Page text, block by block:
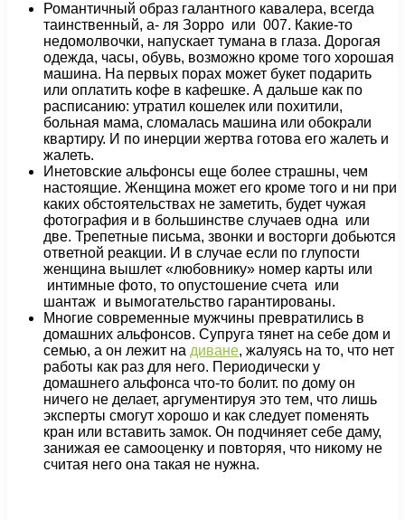
Романтичный образ галантного кавалера, всегда
таинственный, а- ля Зорро или 007. Какие-то
недомолвочки, напускает тумана в глаза. Дорогая
одежда, часы, обувь, возможно кроме того хорошая
машина. На первых порах может букет подарить
или оплатить кофе в кафешке. А дальше как по
расписанию: утратил кошелек или похитили,
больная мама, сломалась машина или обокрали
квартиру. И по инерции жертва готова его жалеть и
жалеть.
Инетовские альфонсы еще более страшны, чем
настоящие. Женщина может его кроме того и ни при
каких обстоятельствах не заметить, будет чужая
фотография и в большинстве случаев одна или
две. Трепетные письма, звонки и восторги добьются
ответной реакции. И в случае если по глупости
женщина вышлет «любовнику» номер карты или
интимные фото, то опустошение счета или
шантаж и вымогательство гарантированы.
Многие современные мужчины превратились в
домашних альфонсов. Супруга тянет на себе дом и
семью, а он лежит на диване, жалуясь на то, что нет
работы как раз для него. Периодически у
домашнего альфонса что-то болит. по дому он
ничего не делает, аргументируя это тем, что лишь
эксперты смогут хорошо и как следует поменять
кран или вставить замок. Он подчиняет себе даму,
занижая ее самооценку и повторяя, что никому не
считая него она такая не нужна.